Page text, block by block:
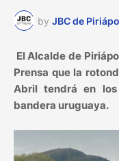
by JBC de
El Alcalde de
Prensa que la
Abril tendrá en
bandera uruguaya.